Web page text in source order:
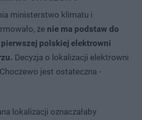
ministerstwo klimatu i
że nie ma podstaw do
polskiej elektrowni
Decyzja o lokalizacji elektrowni
jest ostateczna -
lokalizacji oznaczałaby